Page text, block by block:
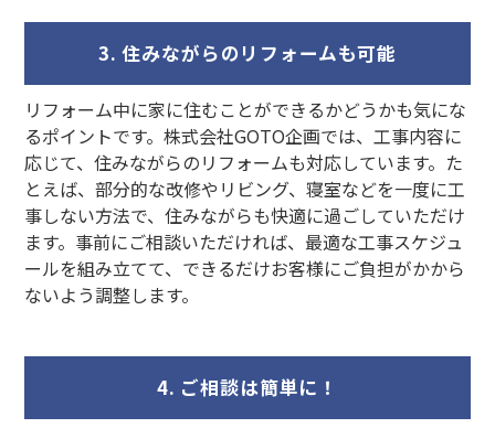
3. 住みながらのリフォームも可能
リフォーム中に家に住むことができるかどうかも気にな
るポイントです。株式会社GOTO企画では、工事内容に
応じて、住みながらのリフォームも対応しています。た
とえば、部分的な改修やリビング、寝室などを一度に工
事しない方法で、住みながらも快適に過ごしていただけ
ます。事前にご相談いただければ、最適な工事スケジュ
ールを組み立てて、できるだけお客様にご負担がかから
ないよう調整します。
4. ご相談は簡単に！